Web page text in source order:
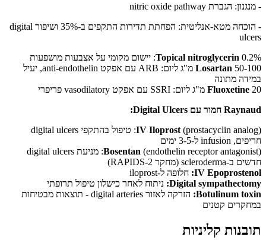
- מנגנון: הגברת nitric oxide pathway
- הוכחה מטא-אנליטית: הפחתת תדירות התקפים ב-35% ושיפור digital
ulcers
Topical nitroglycerin 0.2%: יישום מקומי על אצבעות מושפעות
Losartan
50-100 מ"ג ליום: ARB עם אפקט anti-endothelin, יעיל
במידה מתונה
Fluoxetine 20 מ"ג ליום: SSRI עם אפקט vasodilatory פריפרי
Raynaud חמור עם Digital Ulcers:
IV Iloprost
(prostacyclin analog): טיפול בהתקפי digital ulcers
חריפים, infusion ל-3-5 ימים
Bosentan
(endothelin receptor antagonist): מניעת digital ulcers
חדשים ב-scleroderma (מחקר RAPIDS-2)
IV Epoprostenol: חלופה ל-iloprost
Digital sympathectomy: ניתוח לאחר כישלון טיפול תרופתי
Botulinum toxin:
הזרקה לאזור digital arteries - תוצאות מבטיחות
במחקרים קטנים
תובנות קליניות